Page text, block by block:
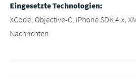
Eingesetzte Technologien:
XCode, Objective-C, iPhone SDK 4.x,
Nachrichten